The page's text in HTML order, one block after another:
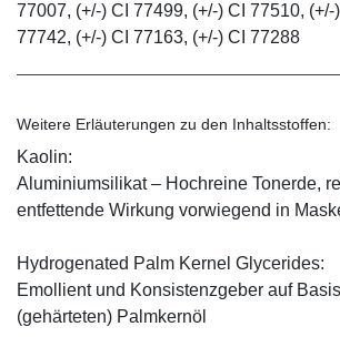
77007, (+/-) CI 77499, (+/-) CI 77510, (+/-
77742, (+/-) CI 77163, (+/-) CI 77288
Weitere Erläuterungen zu den Inhaltsstoffen:
Kaolin:
Aluminiumsilikat – Hochreine Tonerde,
entfettende Wirkung vorwiegend in
Hydrogenated Palm Kernel Glycerides:
Emollient und Konsistenzgeber auf
(gehärteten) Palmkernöl